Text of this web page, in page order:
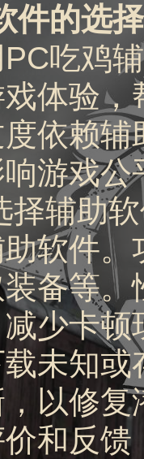
件的选
吃鸡
体验
依赖
游戏
择辅助
软件
备等
少卡
未知
以修
和反